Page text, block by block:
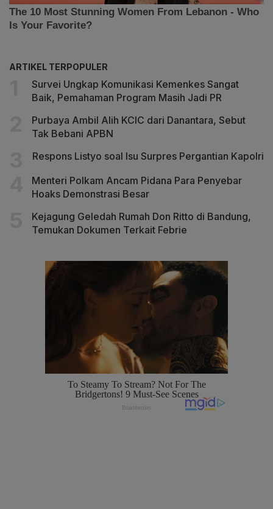
ARTIKEL TERPOPULER
Survei Ungkap Komunikasi Kemenkes Sangat
Baik, Pemahaman Program Masih Jadi PR
Purbaya Ambil Alih KCIC dari Danantara, Sebut
Tak Bebani APBN
Respons Listyo soal Isu Surpres Pergantian Kapolri
Menteri Polkam Ancam Pidana Para Penyebar
Hoaks Demonstrasi Besar
Kejagung Geledah Rumah Don Ritto di Bandung,
Temukan Dokumen Terkait Febrie